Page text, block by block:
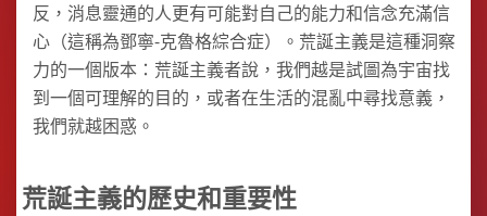
反，消息靈通的人更有可能對自己的能力和信念充滿信
心（這稱為鄧寧-克魯格綜合症）。荒誕主義是這種洞察
力的一個版本：荒誕主義者說，我們越是試圖為宇宙找
到一個可理解的目的，或者在生活的混亂中尋找意義，
我們就越困惑。
荒誕主義的歷史和重要性